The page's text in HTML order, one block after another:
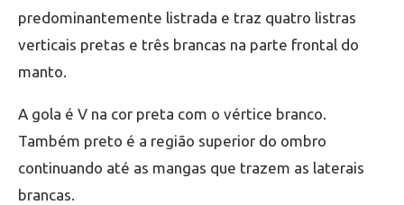
predominantemente listrada e traz quatro listras
verticais pretas e três brancas na parte frontal do
manto.
A gola é V na cor preta com o vértice branco.
Também preto é a região superior do ombro
continuando até as mangas que trazem as laterais
brancas.